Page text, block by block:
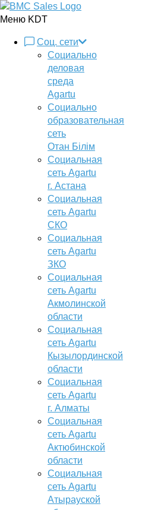
Меню KDT
Соц. сети
Социально
деловая
среда
Agartu
Социально
образовательная
сеть
Отан Бiлiм
Социальная
сеть Agartu
г. Астана
Социальная
сеть Agartu
СКО
Социальная
сеть Agartu
ЗКО
Социальная
сеть Agartu
Акмолинской
области
Социальная
сеть Agartu
Кызылординской
области
Социальная
сеть Agartu
г. Алматы
Социальная
сеть Agartu
Актюбинской
области
Социальная
сеть Agartu
Атырауской